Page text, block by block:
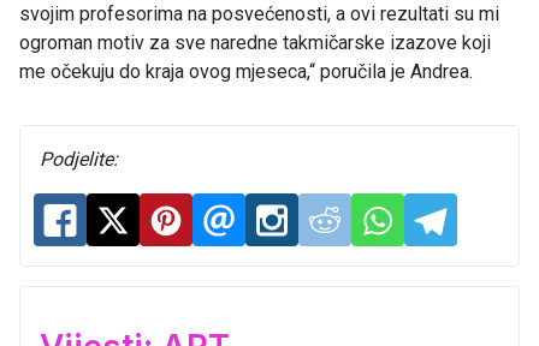
svojim profesorima na posvećenosti, a ovi rezultati su mi
ogroman motiv za sve naredne takmičarske izazove koji
me očekuju do kraja ovog mjeseca,“ poručila je Andrea.
Podjelite: